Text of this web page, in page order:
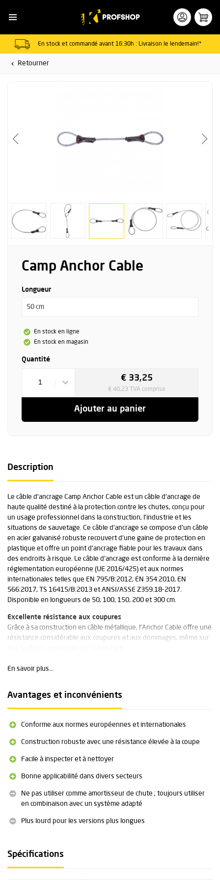
En stock et commandé avant 16:30h : Livraison le lendemain!*
Retourner
Camp Anchor Cable
Longueur
50 cm
En stock en ligne
En stock en magasin
Quantité
1
€ 33,25
€ 40,23 TVA comprise
Ajouter au panier
Description
Le câble d'ancrage Camp Anchor Cable est un câble d'ancrage de
haute qualité destiné à la protection contre les chutes, conçu pour
un usage professionnel dans la construction, l'industrie et les
situations de sauvetage. Ce câble d'ancrage se compose d'un câble
en acier galvanisé robuste recouvert d'une gaine de protection en
plastique et offre un point d'ancrage fiable pour les travaux dans
des endroits à risque. Le câble d'ancrage est conforme à la dernière
réglementation européenne (UE 2016/425) et aux normes
internationales telles que EN 795/B:2012, EN 354:2010, EN
566:2017, TS 16415/B:2013 et ANSI/ASSE Z359.18-2017.
Disponible en longueurs de 50, 100, 150, 200 et 300 cm.
Excellente résistance aux coupures
Grâce à sa construction en câble métallique, l'Anchor Cable offre une
résistance considérable aux coupures et aux dommages, même sur
Inspection et entretien faciles
Variantes : 50 cm, 100 cm, 150 cm, 200 cm, 300 cm
Matériau : câble en acier galvanisé, aluminium, PVC, TPU,
polyamide
Longueur maximale avec amortisseur de chute/connecteur : 2
Certification : EN 795/B:2012, EN 354:2010, EN 566:2017, TS
16415/B:2013, ANSI/ASSE Z359.18-2017, EU 2016/425
Température de fonctionnement : -34 °C à +54 °C
Entretien et inspection obligatoires ; durée de vie illimitée si
En savoir plus...
Avantages et inconvénients
Conforme aux normes européennes et internationales
Construction robuste avec une résistance élevée à la coupe
Facile à inspecter et à nettoyer
Bonne applicabilité dans divers secteurs
Ne pas utiliser comme amortisseur de chute ; toujours utiliser
en combinaison avec un système adapté
Plus lourd pour les versions plus longues
Spécifications